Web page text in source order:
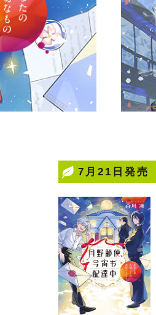
7月21日発売